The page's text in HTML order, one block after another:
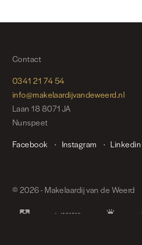
Contact
0341 21 74 54
info@makelaardijvandeweerd.nl
Laan 18 8071 JA
Nunspeet
Facebook
Instagram Linkedin
© 2026 - Makelaardij van de Weerd